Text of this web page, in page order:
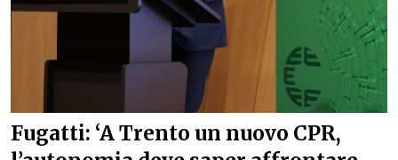
Fugatti: ‘A Trento un nuovo CPR,